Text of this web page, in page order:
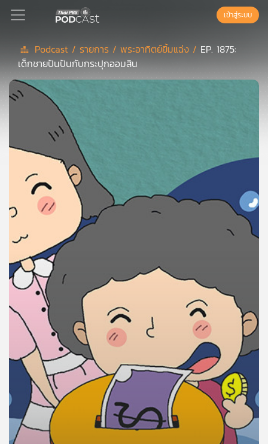
Podcast
สต์
เพล
ย์
สต์
ของ
คุณ
เพลง
บทความ
ข่าว
และ
กิจกรรม
เข้าสู่ระบบ
Podcast / รายการ /พระอาทิตย์ยิ้มแฉ่ง / EP. 1875:
เด็กชายปันปันกับกระปุกออมสิน